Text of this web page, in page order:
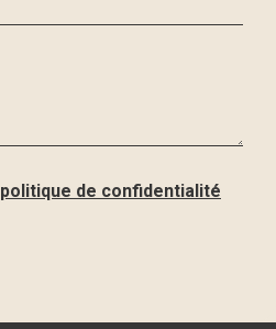
politique de confidentialité